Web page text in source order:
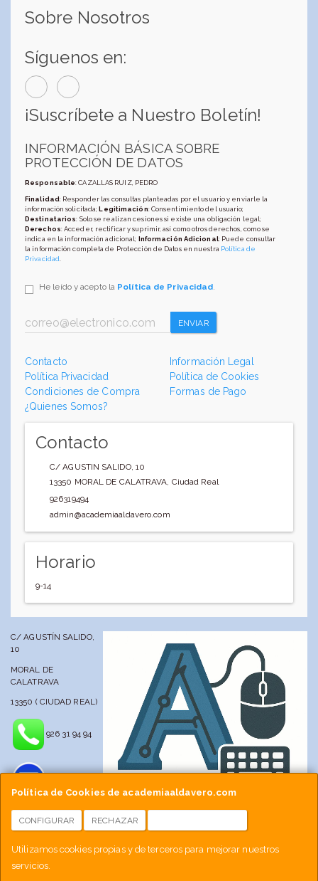
Política de Cookies de academiaaldavero.com
CONFIGURAR RECHAZAR
Utilizamos cookies propias y de terceros para mejorar nuestros
servicios.
Sobre Nosotros
Síguenos en:
¡Suscríbete a Nuestro Boletín!
INFORMACIÓN BÁSICA SOBRE
PROTECCIÓN DE DATOS
Responsable: CAZALLAS RUIZ, PEDRO
Finalidad: Responder las consultas planteadas por el usuario y enviarle la
información solicitada;Legitimación: Consentimiento del usuario;
Destinatarios: Solo se realizan cesiones si existe una obligación legal;
Derechos: Acceder, rectificar y suprimir, así como otros derechos, como se
indica en la información adicional; Información Adicional: Puede consultar
la información completa de Protección de Datos en nuestra Política de
Privacidad
He leído y acepto la Política de Privacidad.
ENVIAR
Contacto
Información Legal
Política Privacidad
Política de Cookies
Condiciones de Compra
Formas de Pago
¿Quienes Somos?
Contacto
C/ AGUSTIN SALIDO, 10
13350 MORAL DE CALATRAVA, Ciudad Real
926319494
admin@academiaaldavero.com
Horario
9-14
C/ AGUSTÍN SALIDO,
10
MORAL DE
CALATRAVA
13350 ( CIUDAD REAL)
926 31 94 94